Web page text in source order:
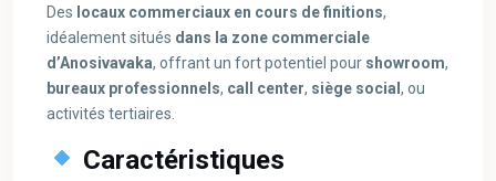
Des locaux commerciaux en cours de finitions,
idéalement situés dans la zone commerciale
d’Anosivavaka, offrant un fort potentiel pour showroom,
bureaux professionnels, call center, siège social , ou
activités tertiaires.
Caractéristiques